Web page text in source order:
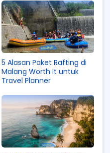
5 Alasan Paket Rafting di
Malang Worth It untuk
Travel Planner